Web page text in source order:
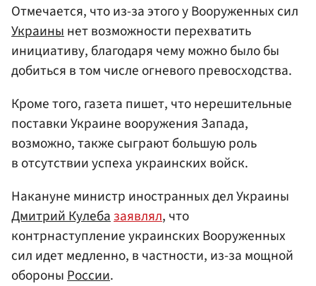
Отмечается, что из-за этого у Вооруженных сил
Украины нет возможности перехватить
инициативу, благодаря чему можно было бы
добиться в том числе огневого превосходства.
Кроме того, газета пишет, что нерешительные
поставки Украине вооружения Запада,
возможно, также сыграют большую роль
в отсутствии успеха украинских войск.
Накануне министр иностранных дел Украины
Дмитрий Кулебазаявлял, что
контрнаступление украинских Вооруженных
сил идет медленно, в частности, из-за мощной
обороныРоссии.